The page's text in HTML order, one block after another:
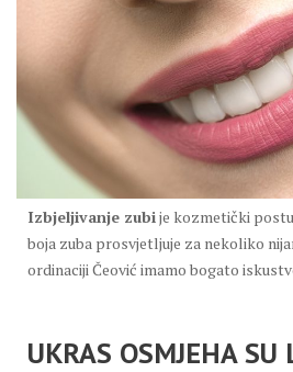
Izbjeljivanje zubije kozmetički
boja zuba prosvjetljuje za nekoliko
ordinaciji Čeović imamo bogato
UKRAS OSMJEHA SU